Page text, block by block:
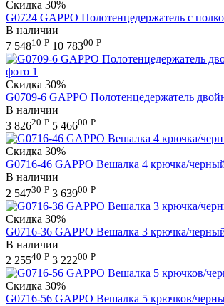
Скидка 30%
G0724 GAPPO Полотенцедержатель с
В наличии
7 54810 Р 10 78300 Р
Скидка 30%
G0709-6 GAPPO Полотенцедержатель
В наличии
3 82620 Р 5 46600 Р
Скидка 30%
G0716-46 GAPPO Вешалка 4 крючка/
В наличии
2 54730 Р 3 63900 Р
Скидка 30%
G0716-36 GAPPO Вешалка 3 крючка/
В наличии
2 25540 Р 3 22200 Р
Скидка 30%
G0716-56 GAPPO Вешалка 5 крючков/